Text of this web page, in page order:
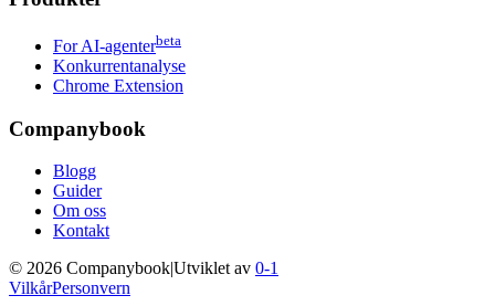
For AI-agenterbeta
Konkurrentanalyse
Chrome Extension
Companybook
Blogg
Guider
Om oss
Kontakt
© 2026 CompanybookUtviklet av 0-1
VilkårPersonvern